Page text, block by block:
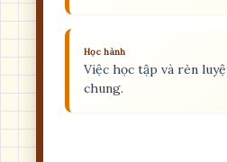
Học hành
Việc học tập và rèn
chung.